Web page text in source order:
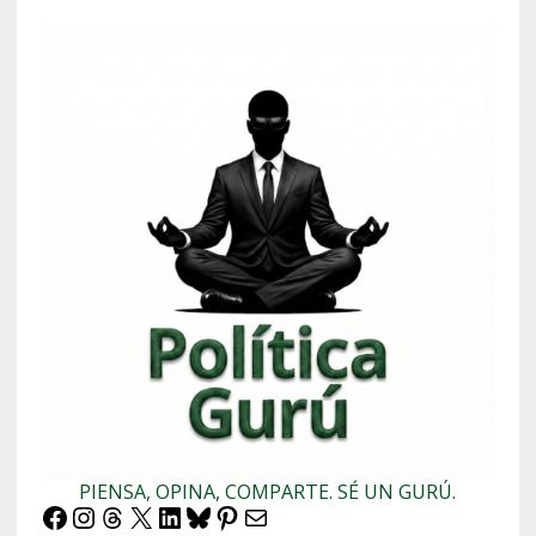
PIENSA, OPINA, COMPARTE. SÉ UN GURÚ.
Facebook
Instagram
Threads
X LinkedIn
Bluesky
Pinterest
Correo electrónico